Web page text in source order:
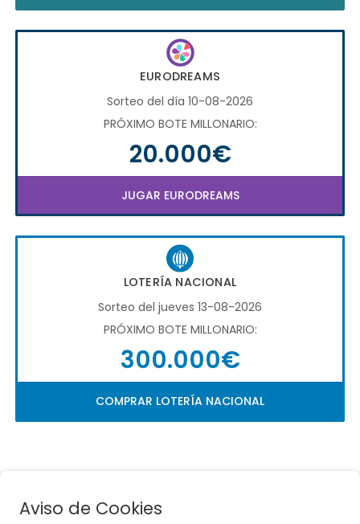
EURODREAMS
Sorteo del día 10-08-2026
PRÓXIMO BOTE MILLONARIO:
20.000€
JUGAR EURODREAMS
LOTERÍA NACIONAL
Sorteo del jueves 13-08-2026
PRÓXIMO BOTE MILLONARIO:
300.000€
COMPRAR LOTERÍA NACIONAL
Aviso de Cookies